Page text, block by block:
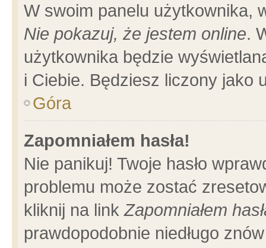
W swoim panelu użytkownika,
Nie pokazuj, że jestem online.
użytkownika będzie
i Ciebie. Będziesz liczony jako
Góra
Zapomniałem hasła!
Nie panikuj! Twoje hasło
problemu może zostać
kliknij na linkZapomniałem
prawdopodobnie niedługo